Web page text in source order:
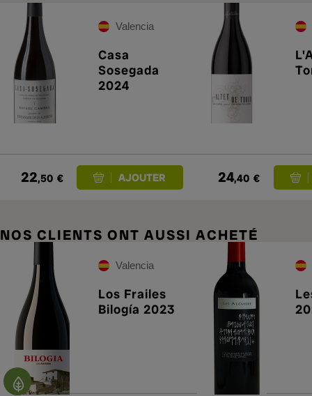
Valencia
Casa
Sosegada
2024
22,50 € 24,40 €
NOS CLIENTS ONT AUSSI ACHETÉ
Valencia
Los Frailes
Bilogía 2023